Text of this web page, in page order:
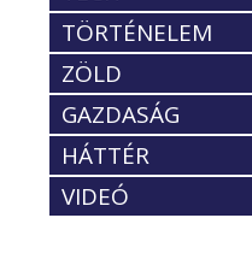
TÖRTÉNELEM
ZÖLD
GAZDASÁG
HÁTTÉR
VIDEÓ